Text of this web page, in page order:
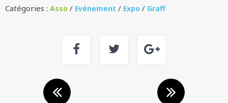
Catégories : Asso / Evénement / Expo / Graff